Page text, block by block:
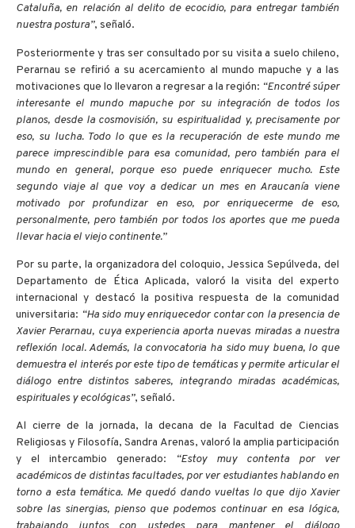
Cataluña, en relación al delito de ecocidio, para entregar también
nuestra postura”, señaló.
Posteriormente y tras ser consultado por su visita a suelo chileno,
Perarnau se refirió a su acercamiento al mundo mapuche y a las
motivaciones que lo llevaron a regresar a la región: “Encontré súper
interesante el mundo mapuche por su integración de todos los
planos, desde la cosmovisión, su espiritualidad y, precisamente por
eso, su lucha. Todo lo que es la recuperación de este mundo me
parece imprescindible para esa comunidad, pero también para el
mundo en general, porque eso puede enriquecer mucho. Este
segundo viaje al que voy a dedicar un mes en Araucanía viene
motivado por profundizar en eso, por enriquecerme de eso,
personalmente, pero también por todos los aportes que me pueda
llevar hacia el viejo continente.”
Por su parte, la organizadora del coloquio, Jessica Sepúlveda, del
Departamento de Ética Aplicada, valoró la visita del experto
internacional y destacó la positiva respuesta de la comunidad
universitaria: “Ha sido muy enriquecedor contar con la presencia de
Xavier Perarnau, cuya experiencia aporta nuevas miradas a nuestra
reflexión local. Además, la convocatoria ha sido muy buena, lo que
demuestra el interés por este tipo de temáticas y permite articular el
diálogo entre distintos saberes, integrando miradas académicas,
espirituales y ecológicas”, señaló.
Al cierre de la jornada, la decana de la Facultad de Ciencias
Religiosas y Filosofía, Sandra Arenas, valoró la amplia participación
y el intercambio generado:
“Estoy muy contenta por ver
académicos de distintas facultades, por ver estudiantes hablando en
torno a esta temática. Me quedó dando vueltas lo que dijo Xavier
sobre las sinergias, pienso que podemos continuar en esa lógica,